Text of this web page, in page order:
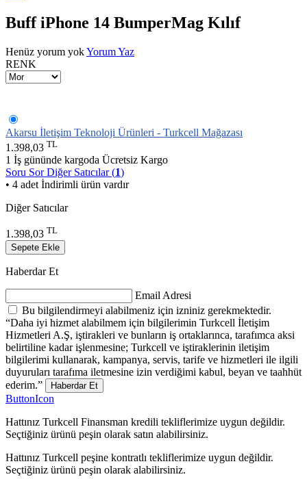
Buff iPhone 14 BumperMag Kılıf
Henüz yorum yokYorum Yaz
RENK
Akarsu İletişim Teknoloji Ürünleri - Turkcell Mağazası
1.398,03 TL
1 İş gününde kargoda Ücretsiz Kargo
Soru SorDiğer Satıcılar (1)
• 4 adet İndirimli ürün vardır
Diğer Satıcılar
1.398,03 TL
Sepete Ekle
Haberdar Et
Email Adresi
Bu bilgilendirmeyi alabilmeniz için izniniz gerekmektedir.
“Daha iyi hizmet alabilmem için bilgilerimin Turkcell İletişim
Hizmetleri A.Ş, iştirakleri ve bunların iş ortaklarınca, tarafımca aksi
belirtiline kadar işlenmesine; Turkcell ve iştiraklerinin iletişim
bilgilerimi kullanarak, kampanya, servis, tarife ve hizmetleri ile ilgili
duyuruları tarafıma iletmesine izin verdiğimi kabul, beyan ve taahhüt
ederim.”
Haberdar Et
ButtonIcon
Hattınız Turkcell Finansman kredili tekliflerimize uygun değildir.
Seçtiğiniz ürünü peşin olarak satın alabilirsiniz.
Hattınız Turkcell peşine kontratlı tekliflerimize uygun değildir.
Seçtiğiniz ürünü peşin olarak alabilirsiniz.